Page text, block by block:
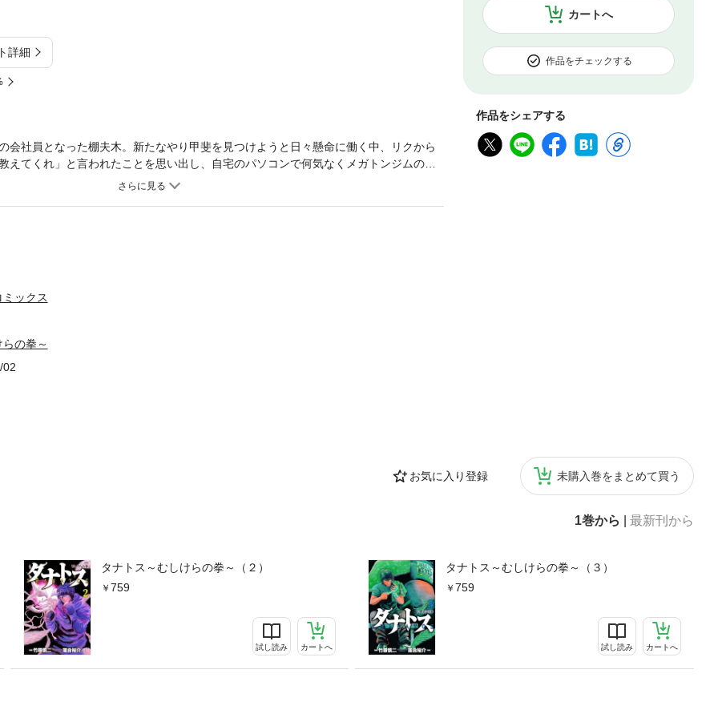
詳細
カートへ
作品をチェックする
作品をシェアする
お気に入り登録 未購入巻をまとめて買う
1巻から 最新刊から
タナトス～むしけらの拳～（２）
759
試し読み カートへ
タナトス～むしけらの拳～（３）
759
試し読み カートへ
会社員となった棚夫木。新たなやり甲斐を見つけようと日々懸命に働く中、リクから
えてくれ」と言われたことを思い出し、自宅のパソコンで何気なくメガトンジムのホ
には、東日本新人王の決勝進出を決めたリクの誇らしいガッツポーズ写真がアップさ
ックス
の拳～
02